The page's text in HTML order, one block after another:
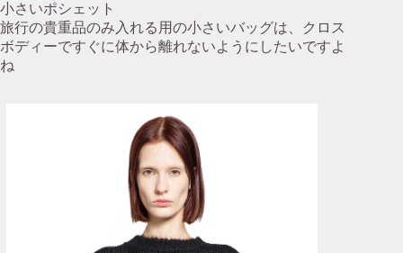
小さいポシェット
旅行の貴重品のみ入れる用の小さいバッグは、クロス
ボディーですぐに体から離れないようにしたいですよ
ね